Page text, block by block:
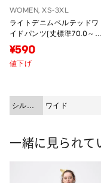
WOMEN, XS-3XL
ライトデニムベルテッドワ
イドパンツ(丈標準70.0～
74.0cm)
¥590
値下げ
シルエ
ット
ワイド
一緒に見られて